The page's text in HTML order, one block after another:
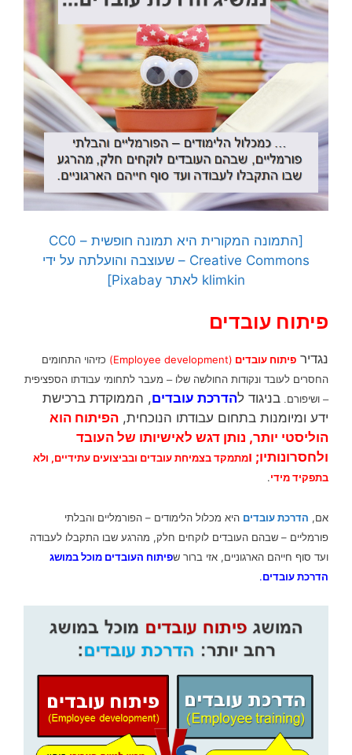
[התמונה המקורית היא תמונה חופשית – CC0
Creative Commons – שעוצבה והועלתה על ידי
klimkin לאתר Pixabay]
פיתוח עובדים
נגדיר פיתוח עובדים (Employee development)
כזיהוי התחומים
החסרים לעובד ונקודות החולשה שלו – מעבר לתחומי עבודתו הספציפית
– ושיפורם. בניגוד להדרכת עובדים, הממוקדת ברכישת
ידע ומיומנות בתחום עבודתו הנוכחית, הפיתוח הוא
הוליסטי יותר, נותן דגש לאישיותו של העובד
ולחסרונותיו; ומתמקד בצמיחת עובדים ובביצועים עתידיים, ולא
בתפקיד מידי.
אם, הדרכת עובדים היא מכלול הלימודים – הפורמליים והבלתי
פורמליים – שבהם העובדים לוקחים חלק, מהרגע שבו התקבלו לעבודה
ועד סוף חייהם הארגוניים, אזי ברור שפיתוח העובדים מוכל במושג
הדרכת עובדים.